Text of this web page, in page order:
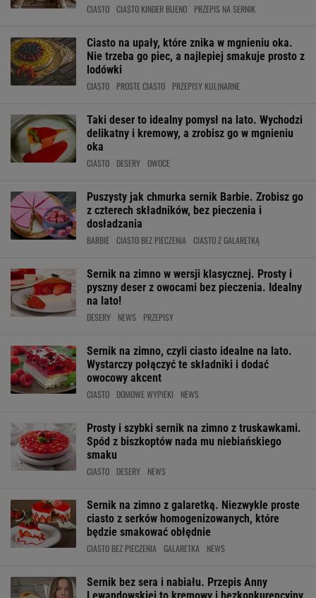
CIASTO CIASTO KINDER BUENO PRZEPIS NA SERNIK
Ciasto na upały, które znika w mgnieniu oka.
Nie trzeba go piec, a najlepiej smakuje prosto z
lodówki
CIASTO PROSTE CIASTO PRZEPISY KULINARNE
Taki deser to idealny pomysł na lato. Wychodzi
delikatny i kremowy, a zrobisz go w mgnieniu
oka
CIASTO DESERY OWOCE
Puszysty jak chmurka sernik Barbie. Zrobisz go
z czterech składników, bez pieczenia i
dosładzania
BARBIE CIASTO BEZ PIECZENIA CIASTO Z GALARETKĄ
Sernik na zimno w wersji klasycznej. Prosty i
pyszny deser z owocami bez pieczenia. Idealny
na lato!
DESERY NEWS PRZEPISY
Sernik na zimno, czyli ciasto idealne na lato.
Wystarczy połączyć te składniki i dodać
owocowy akcent
CIASTO DOMOWE WYPIEKI NEWS
Prosty i szybki sernik na zimno z truskawkami.
Spód z biszkoptów nada mu niebiańskiego
smaku
CIASTO DESERY NEWS
Sernik na zimno z galaretką. Niezwykle proste
ciasto z serków homogenizowanych, które
będzie smakować obłędnie
CIASTO BEZ PIECZENIA GALARETKA NEWS
Sernik bez sera i nabiału. Przepis Anny